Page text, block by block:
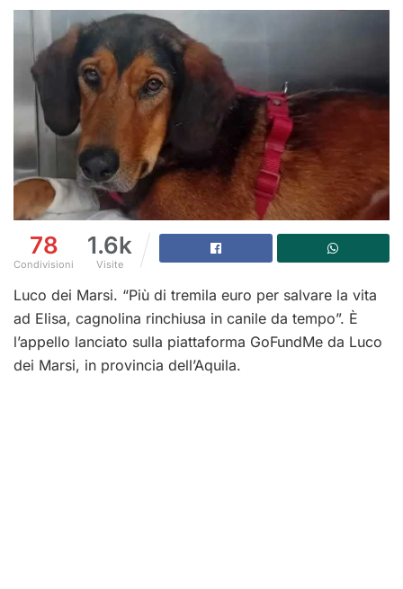
78
Condivisioni
1.6k
Visite
Luco dei Marsi. “Più di tremila euro per salvare la vita
ad Elisa, cagnolina rinchiusa in canile da tempo”. È
l’appello lanciato sulla piattaforma GoFundMe da Luco
dei Marsi, in provincia dell’Aquila.